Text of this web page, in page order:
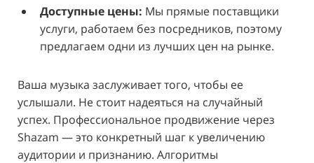
Доступные цены: Мы прямые поставщики
услуги, работаем без посредников, поэтому
предлагаем одни из лучших цен на рынке.
Ваша музыка заслуживает того, чтобы ее
услышали. Не стоит надеяться на случайный
успех. Профессиональное продвижение через
Shazam — это конкретный шаг к увеличению
аудитории и признанию. Алгоритмы